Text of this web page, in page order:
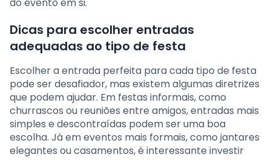
Dicas para escolher entradas
adequadas ao tipo de festa
Escolher a entrada perfeita para cada tipo de festa
pode ser desafiador, mas existem algumas diretrizes
que podem ajudar. Em festas informais, como
churrascos ou reuniões entre amigos, entradas mais
simples e descontraídas podem ser uma boa
escolha. Já em eventos mais formais, como jantares
elegantes ou casamentos, é interessante investir